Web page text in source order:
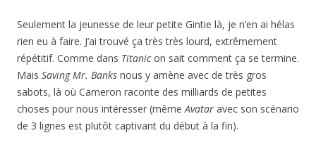
Seulement la jeunesse de leur petite Gintie là, je n’en ai hélas
rien eu à faire. J’ai trouvé ça très très lourd, extrêmement
répétitif. Comme dans Titanicon sait comment ça se termine.
Mais Saving Mr. Banks nous y amène avec de très gros
sabots, là où Cameron raconte des milliards de petites
choses pour nous intéresser (mêmeAvatar avec son scénario
de 3 lignes est plutôt captivant du début à la fin).